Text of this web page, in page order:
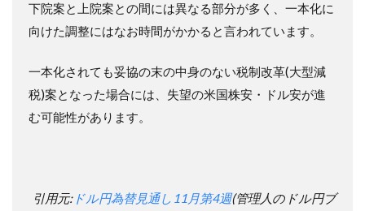
下院案と上院案との間には異なる部分が多く、一本化に
向けた調整にはなお時間がかかると言われています。
一本化されても妥協の末の中身のない税制改革(大型減
税)案となった場合には、失望の米国株安・ドル安が進
む可能性があります。
引用元:ドル円為替見通し11月第4週(管理人のドル円ブ